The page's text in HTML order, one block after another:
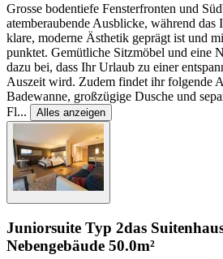
Grosse bodentiefe Fensterfronten und
atemberaubende Ausblicke, während das
klare, moderne Ästhetik geprägt ist und
punktet. Gemütliche Sitzmöbel und eine
dazu bei, dass Ihr Urlaub zu einer
Auszeit wird. Zudem findet ihr folgende
Badewanne, großzügige Dusche und
Fl... Alles anzeigen
Juniorsuite Typ 2das
Nebengebäude 50.0m²